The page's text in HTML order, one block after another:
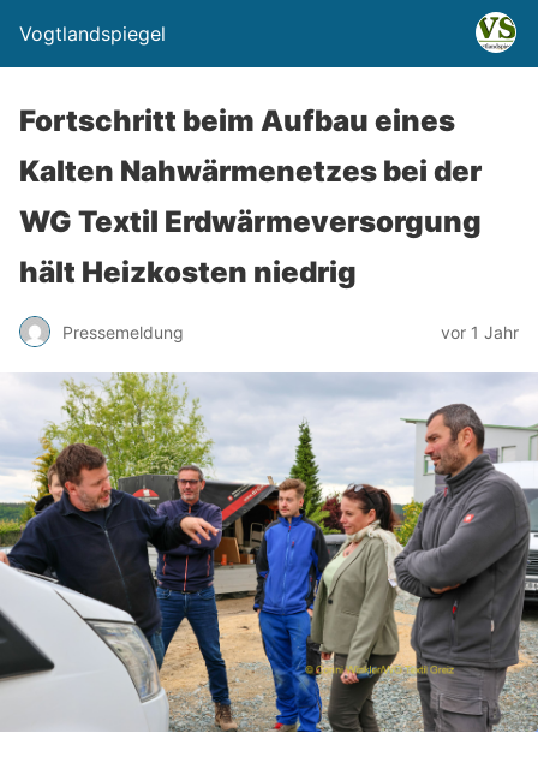
Vogtlandspiegel
Fortschritt beim Aufbau eines
Kalten Nahwärmenetzes bei der
WG Textil Erdwärmeversorgung
hält Heizkosten niedrig
Pressemeldung vor 1 Jahr